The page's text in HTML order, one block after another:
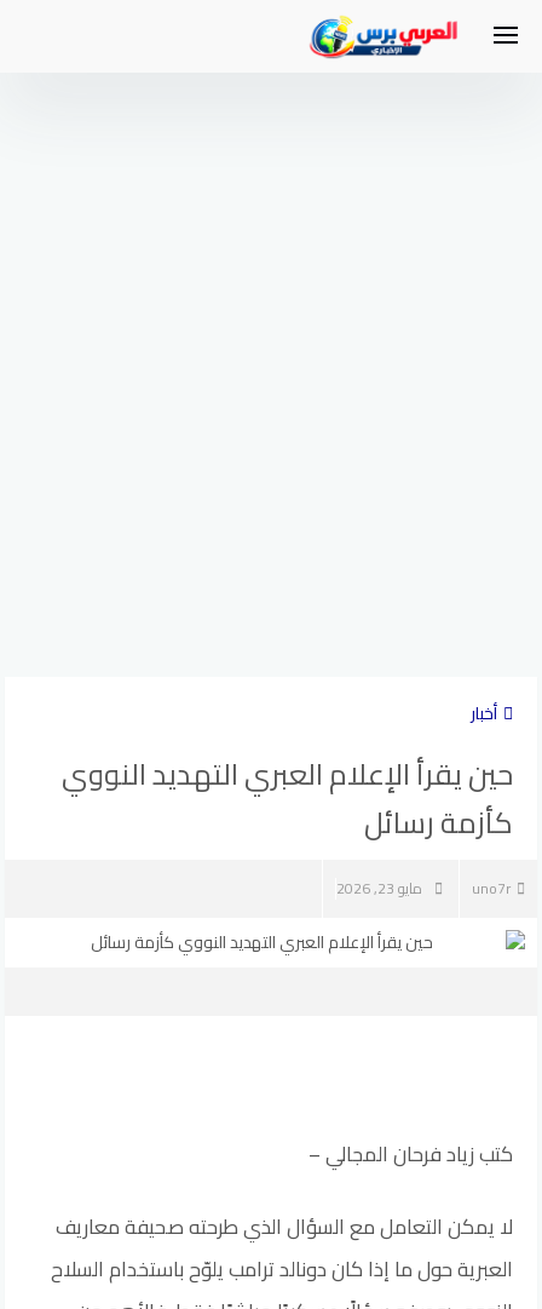
أخبار
حين يقرأ الإعلام العبري التهديد النووي
كأزمة رسائل
uno7r مايو 23, 2026
كتب زياد فرحان المجالي –
لا يمكن التعامل مع السؤال الذي طرحته صحيفة معاريف
العبرية حول ما إذا كان دونالد ترامب يلوّح باستخدام السلاح